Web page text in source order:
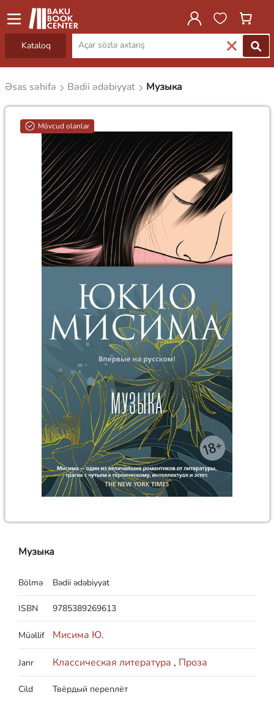
Kataloq
Əsas səhifə Bədii ədəbiyyat Музыка
Mövcud olanlar
Музыка
Bölmə Bədii ədəbiyyat
ISBN 9785389269613
Müəllif Мисима Ю.
Janr Классическая литература , Проза
Cild Твёрдый переплёт